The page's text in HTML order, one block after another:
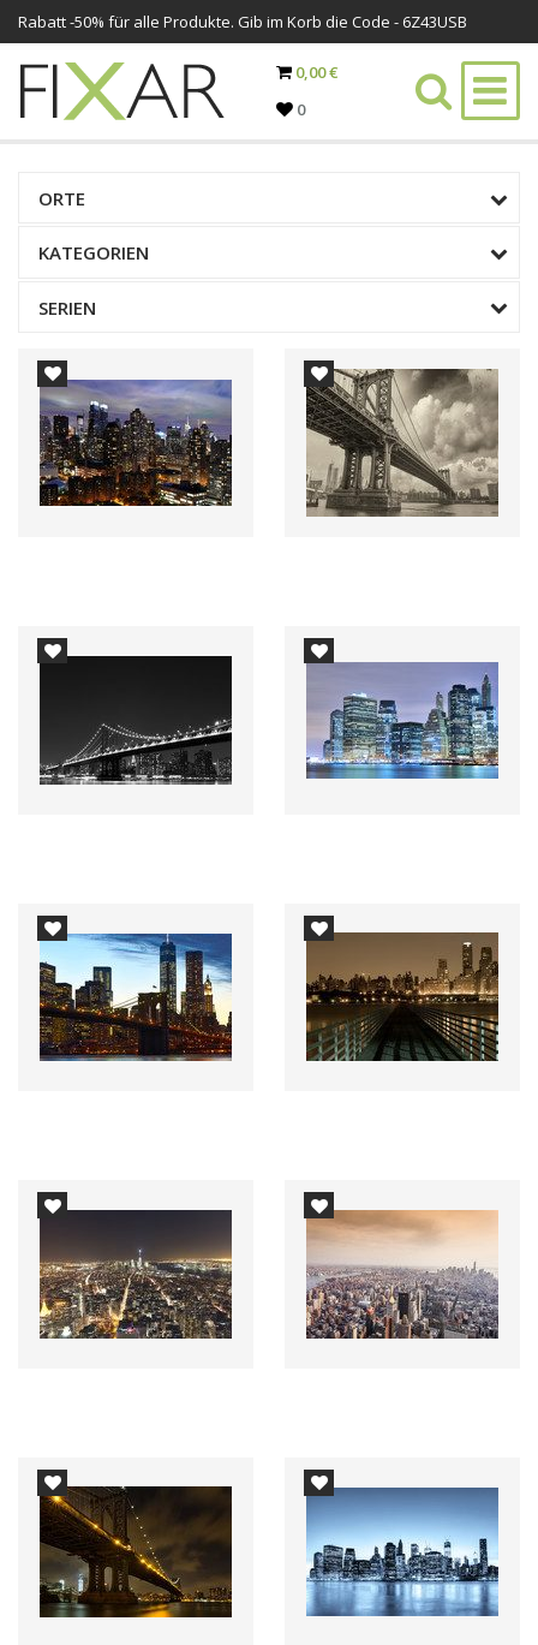
Rabatt -50% für alle Produkte. Gib im Korb die Code - 6Z43USB
0,00 €
0
ORTE
KATEGORIEN
SERIEN